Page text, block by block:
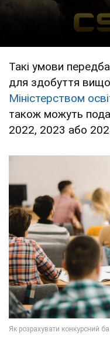
Такі умови
для здобуття
Міністерством
також можуть
2022, 2023 або